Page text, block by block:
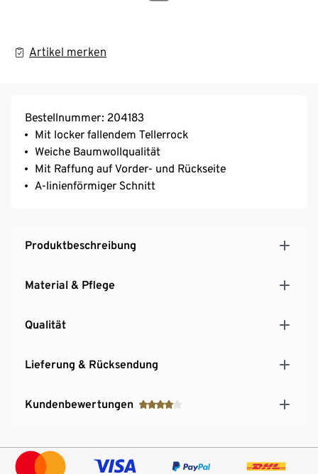
Artikel merken
Bestellnummer: 204183
Mit locker fallendem Tellerrock
Weiche Baumwollqualität
Mit Raffung auf Vorder- und Rückseite
A-linienförmiger Schnitt
Produktbeschreibung
Material & Pflege
Qualität
Lieferung & Rücksendung
Kundenbewertungen